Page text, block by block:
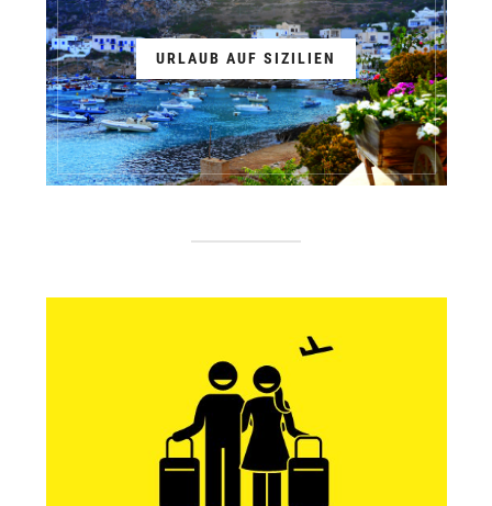
URLAUB AUF SIZILIEN